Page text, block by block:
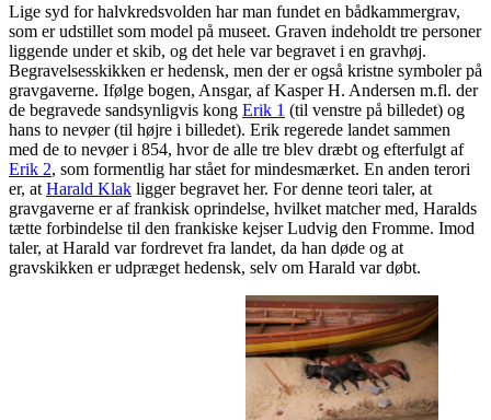
Lige syd for halvkredsvolden har man fundet en bådkammergrav,
som er udstillet som model på museet. Graven indeholdt tre personer
liggende under et skib, og det hele var begravet i en gravhøj.
Begravelsesskikken er hedensk, men der er også kristne symboler på
gravgaverne. Ifølge bogen, Ansgar, af Kasper H. Andersen m.fl. der
de begravede sandsynligvis kong Erik 1 (til venstre på billedet) og
hans to nevøer (til højre i billedet). Erik regerede landet sammen
med de to nevøer i 854, hvor de alle tre blev dræbt og efterfulgt af
Erik 2, som formentlig har stået for mindesmærket. En anden terori
er, at Harald Klak ligger begravet her. For denne teori taler, at
gravgaverne er af frankisk oprindelse, hvilket matcher med, Haralds
tætte forbindelse til den frankiske kejser Ludvig den Fromme. Imod
taler, at Harald var fordrevet fra landet, da han døde og at
gravskikken er udpræget hedensk, selv om Harald var døbt.